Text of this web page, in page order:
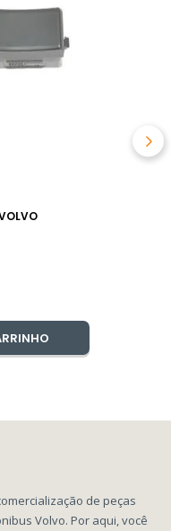
de peças
Volvo. Por aqui, você